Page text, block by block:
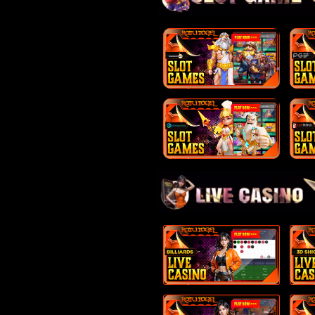
15
Pendeta
Manggis -
Anggur -
17 Penolong
18
Putri Raja
19
Kekasih -
Bemo -
20